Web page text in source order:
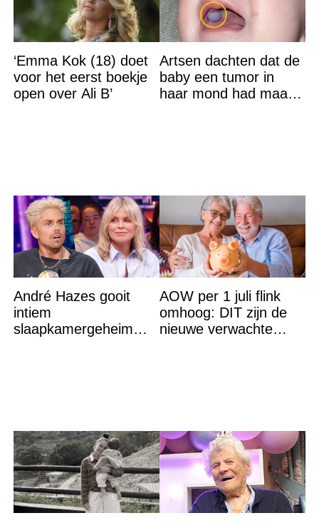
‘Emma Kok (18) doet
voor het eerst boekje
open over Ali B’
Artsen dachten dat de
baby een tumor in
haar mond had maar
André Hazes gooit
intiem
slaapkamergeheim
AOW per 1 juli flink
omhoog: DIT zijn de
nieuwe verwachte